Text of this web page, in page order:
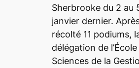
Sherbrooke du 2 au
janvier dernier.
récolté 11 podiums,
délégation de
Sciences de la